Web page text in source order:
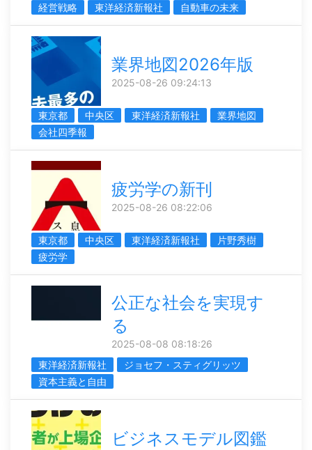
経営戦略 東洋経済新報社 自動車の未来
業界地図2026年版
2025-08-26 09:24:13
東京都 中央区 東洋経済新報社
業界地図
会社四季報
疲労学の新刊
2025-08-26 08:22:06
東京都 中央区 東洋経済新報社
片野秀樹
疲労学
公正な社会を実現す
る
2025-08-08 08:18:26
東洋経済新報社
ジョセフ・スティグリッツ
資本主義と自由
ビジネスモデル図鑑